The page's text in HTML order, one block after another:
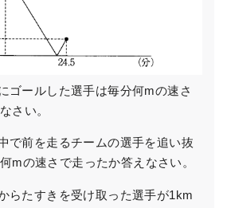
ゴールした選手は毎分何mの速さ
さい。
で前を走るチームの選手を追い抜
mの速さで走ったか答えなさい。
らたすきを受け取った選手が1km